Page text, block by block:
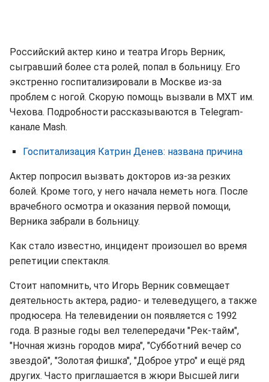
Российский актер кино и театра Игорь Верник,
сыгравший более ста ролей, попал в больницу. Его
экстренно госпитализировали в Москве из-за
проблем с ногой. Скорую помощь вызвали в МХТ им.
Чехова. Подробности рассказываются в Telegram-
канале Mash.
Госпитализация Катрин Денев: названа причина
Актер попросил вызвать докторов из-за резких
болей. Кроме того, у него начала неметь нога. После
врачебного осмотра и оказания первой помощи,
Верника забрали в больницу.
Как стало известно, инцидент произошел во время
репетиции спектакля.
Стоит напомнить, что Игорь Верник совмещает
деятельность актера, радио- и телеведущего, а также
продюсера. На телевидении он появляется с 1992
года. В разные годы вел телепередачи "Рек-тайм",
"Ночная жизнь городов мира", "Субботний вечер со
звездой", "Золотая фишка", "Доброе утро" и ещё ряд
других. Часто приглашается в жюри Высшей лиги